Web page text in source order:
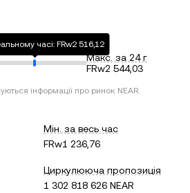
часі: FRw2 516,12
Макс. за 24 г
FRw2 544,03
інформації про ринок NEAR.
Мін. за весь час
FRw1 236,76
Циркулююча пропозиція
1 302 818 626 NEAR